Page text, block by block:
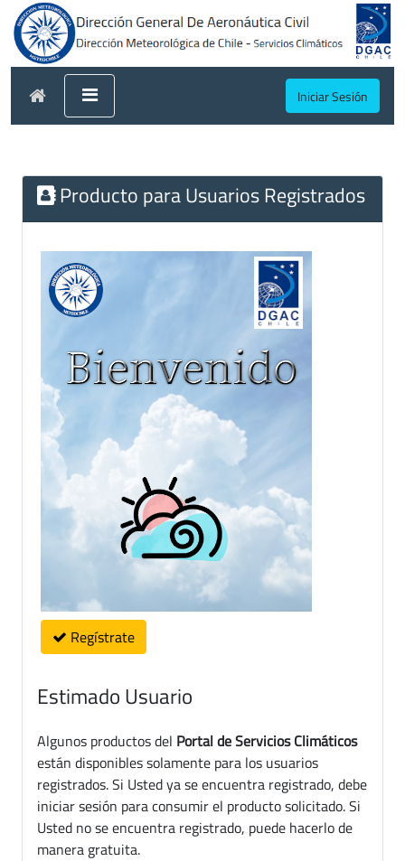
Iniciar Sesión
Producto para Usuarios Registrados
Regístrate
Estimado Usuario
Algunos productos del Portal de Servicios Climáticos
están disponibles solamente para los usuarios
registrados. Si Usted ya se encuentra registrado, debe
iniciar sesión para consumir el producto solicitado. Si
Usted no se encuentra registrado, puede hacerlo de
manera gratuita.